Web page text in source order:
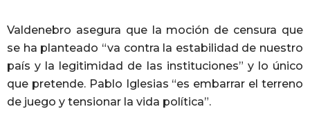
Valdenebro asegura que la moción de censura que
se ha planteado “va contra la estabilidad de nuestro
país y la legitimidad de las instituciones” y lo único
que pretende. Pablo Iglesias “es embarrar el terreno
de juego y tensionar la vida política”.